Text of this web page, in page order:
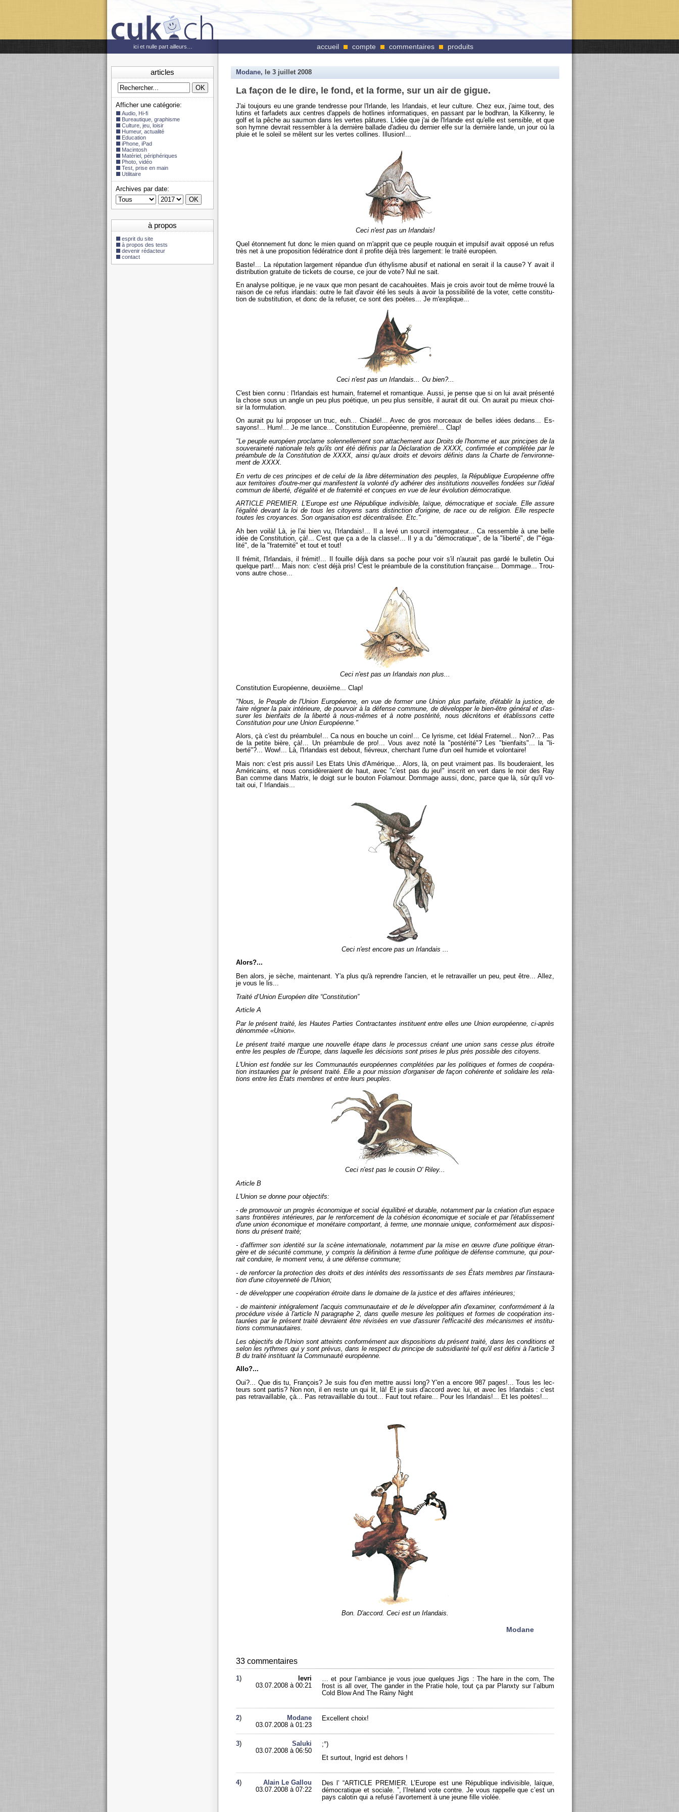
articles
Afficher une catégorie:
Audio, Hi-fi
Bureautique, graphisme
Culture, jeu, loisir
Humeur, actualité
Education
iPhone, iPad
Macintosh
Matériel, périphériques
Photo, vidéo
Test, prise en main
Utilitaire
Archives par date:
à propos
esprit du site
à propos des tests
devenir rédacteur
contact
Modane, le 3 juillet 2008
La façon de le dire, le fond, et la forme, sur un air de gigue.
J'ai tou­jours eu une grande ten­dresse pour l'Ir­lande, les Ir­lan­dais, et leur culture. Chez eux, j'aime tout, des
lu­tins et far­fa­dets aux centres d'ap­pels de hot­lines in­for­ma­tiques, en pas­sant par le bodh­ran, la Kil­kenny, le
golf et la pêche au sau­mon dans les vertes pâ­tures. L'idée que j'ai de l'Ir­lande est qu'elle est sen­sible, et que
son hymne de­vrait res­sem­bler à la der­nière bal­lade d'adieu du der­nier elfe sur la der­nière lande, un jour où la
pluie et le so­leil se mêlent sur les vertes col­lines. Illu­sion!...
Ceci n'est pas un Ir­lan­dais!
Quel éton­ne­ment fut donc le mien quand on m'ap­prit que ce peuple rou­quin et im­pul­sif avait op­posé un refus
très net à une pro­po­si­tion fé­dé­ra­trice dont il pro­fite déjà très lar­ge­ment: le traité eu­ro­péen.
Baste!... La ré­pu­ta­tion lar­ge­ment ré­pan­due d'un éthy­lisme abu­sif et na­tio­nal en se­rait il la cause? Y avait il
dis­tri­bu­tion gra­tuite de ti­ckets de course, ce jour de vote? Nul ne sait.
En ana­lyse po­li­tique, je ne vaux que mon pe­sant de ca­ca­houètes. Mais je crois avoir tout de même trouvé la
rai­son de ce refus ir­lan­dais: outre le fait d'avoir été les seuls à avoir la pos­si­bi­lité de la voter, cette consti­tu­
tion de sub­sti­tu­tion, et donc de la re­fu­ser, ce sont des poètes... Je m'ex­plique...
Ceci n'est pas un Ir­lan­dais... Ou bien?...
C'est bien connu : l'Ir­lan­dais est hu­main, fra­ter­nel et ro­man­tique. Aussi, je pense que si on lui avait pré­senté
la chose sous un angle un peu plus poé­tique, un peu plus sen­sible, il au­rait dit oui. On au­rait pu mieux choi­
sir la for­mu­la­tion.
On au­rait pu lui pro­po­ser un truc, euh... Chiadé!... Avec de gros mor­ceaux de belles idées de­dans... Es­
sayons!... Hum!... Je me lance... Consti­tu­tion Eu­ro­péenne, pre­mière!... Clap!
"Le peuple eu­ro­péen pro­clame so­len­nel­le­ment son at­ta­che­ment aux Droits de l'homme et aux prin­cipes de la
sou­ve­rai­neté na­tio­nale tels qu'ils ont été dé­fi­nis par la Dé­cla­ra­tion de XXXX, confir­mée et com­plé­tée par le
pré­am­bule de la Consti­tu­tion de XXXX, ainsi qu'aux droits et de­voirs dé­fi­nis dans la Charte de l'en­vi­ron­ne­
ment de XXXX.
En vertu de ces prin­cipes et de celui de la libre dé­ter­mi­na­tion des peuples, la Ré­pu­blique Eu­ro­péenne offre
aux ter­ri­toires d'outre-mer qui ma­ni­festent la vo­lonté d'y adhé­rer des ins­ti­tu­tions nou­velles fon­dées sur l'idéal
com­mun de li­berté, d'éga­lité et de fra­ter­nité et conçues en vue de leur évo­lu­tion dé­mo­cra­tique.
AR­TICLE PRE­MIER. L'Eu­rope est une Ré­pu­blique in­di­vi­sible, laïque, dé­mo­cra­tique et so­ciale. Elle as­sure
l'éga­lité de­vant la loi de tous les ci­toyens sans dis­tinc­tion d'ori­gine, de race ou de re­li­gion. Elle res­pecte
toutes les croyances. Son or­ga­ni­sa­tion est dé­cen­tra­li­sée. Etc."
Ah ben voilà! Là, je l'ai bien vu, l'Ir­lan­dais!... Il a levé un sour­cil in­ter­ro­ga­teur... Ca res­semble à une belle
idée de Consti­tu­tion, çà!... C'est que ça a de la classe!... Il y a du "dé­mo­cra­tique", de la "li­berté", de l'"éga­
lité", de la "fra­ter­nité" et tout et tout!
Il fré­mit, l'Ir­lan­dais, il fré­mit!... Il fouille déjà dans sa poche pour voir s'il n'au­rait pas gardé le bul­le­tin Oui
quelque part!... Mais non: c'est déjà pris! C'est le pré­am­bule de la consti­tu­tion fran­çaise... Dom­mage... Trou­
vons autre chose...
Ceci n'est pas un Ir­lan­dais non plus...
Consti­tu­tion Eu­ro­péenne, deuxième... Clap!
"Nous, le Peuple de l'Union Eu­ro­péenne, en vue de for­mer une Union plus par­faite, d'éta­blir la jus­tice, de
faire ré­gner la paix in­té­rieure, de pour­voir à la dé­fense com­mune, de dé­ve­lop­per le bien-être gé­né­ral et d'as­
su­rer les bien­faits de la li­berté à nous-mêmes et à notre pos­té­rité, nous dé­cré­tons et éta­blis­sons cette
Consti­tu­tion pour une Union Eu­ro­péenne."
Alors, çà c'est du pré­am­bule!... Ca nous en bouche un coin!... Ce ly­risme, cet Idéal Fra­ter­nel... Non?... Pas
de la pe­tite bière, çà!... Un pré­am­bule de pro!... Vous avez noté la "pos­té­rité"? Les "bien­faits"... la "li­
berté"?... Wow!... Là, l'Ir­lan­dais est de­bout, fié­vreux, cher­chant l'urne d'un oeil hu­mide et vo­lon­taire!
Mais non: c'est pris aussi! Les Etats Unis d'Amé­rique... Alors, là, on peut vrai­ment pas. Ils bou­de­raient, les
Amé­ri­cains, et nous consi­dè­re­raient de haut, avec "c'est pas du jeu!" ins­crit en vert dans le noir des Ray
Ban comme dans Ma­trix, le doigt sur le bou­ton Fo­la­mour. Dom­mage aussi, donc, parce que là, sûr qu'il vo­
tait oui, l' Ir­lan­dais...
Ceci n'est en­core pas un Ir­lan­dais ...
Alors?...
Ben alors, je sèche, main­te­nant. Y'a plus qu'à re­prendre l'an­cien, et le re­tra­vailler un peu, peut être... Allez,
je vous le lis...
Traité d’Union Eu­ro­péen dite “Consti­tu­tion”
Ar­ticle A
Par le pré­sent traité, les Hautes Par­ties Contrac­tantes ins­ti­tuent entre elles une Union eu­ro­péenne, ci-après
dé­nom­mée «Union».
Le pré­sent traité marque une nou­velle étape dans le pro­ces­sus créant une union sans cesse plus étroite
entre les peuples de l'Eu­rope, dans la­quelle les dé­ci­sions sont prises le plus près pos­sible des ci­toyens.
L'Union est fon­dée sur les Com­mu­nau­tés eu­ro­péennes com­plé­tées par les po­li­tiques et formes de co­opé­ra­
tion ins­tau­rées par le pré­sent traité. Elle a pour mis­sion d'or­ga­ni­ser de façon co­hé­rente et so­li­daire les re­la­
tions entre les États membres et entre leurs peuples.
Ceci n'est pas le cou­sin O' Riley...
Ar­ticle B
L'Union se donne pour ob­jec­tifs:
- de pro­mou­voir un pro­grès éco­no­mique et so­cial équi­li­bré et du­rable, no­tam­ment par la créa­tion d'un es­pace
sans fron­tières in­té­rieures, par le ren­for­ce­ment de la co­hé­sion éco­no­mique et so­ciale et par l'éta­blis­se­ment
d'une union éco­no­mique et mo­né­taire com­por­tant, à terme, une mon­naie unique, confor­mé­ment aux dis­po­si­
tions du pré­sent traité;
- d'af­fir­mer son iden­tité sur la scène in­ter­na­tio­nale, no­tam­ment par la mise en œuvre d'une po­li­tique étran­
gère et de sé­cu­rité com­mune, y com­pris la dé­fi­ni­tion à terme d'une po­li­tique de dé­fense com­mune, qui pour­
rait conduire, le mo­ment venu, à une dé­fense com­mune;
- de ren­for­cer la pro­tec­tion des droits et des in­té­rêts des res­sor­tis­sants de ses États membres par l'ins­tau­ra­
tion d'une ci­toyen­neté de l'Union;
- de dé­ve­lop­per une co­opé­ra­tion étroite dans le do­maine de la jus­tice et des af­faires in­té­rieures;
- de main­te­nir in­té­gra­le­ment l'ac­quis com­mu­nau­taire et de le dé­ve­lop­per afin d'exa­mi­ner, confor­mé­ment à la
pro­cé­dure visée à l'ar­ticle N pa­ra­graphe 2, dans quelle me­sure les po­li­tiques et formes de co­opé­ra­tion ins­
tau­rées par le pré­sent traité de­vraient être ré­vi­sées en vue d'as­su­rer l'ef­fi­ca­cité des mé­ca­nismes et ins­ti­tu­
tions com­mu­nau­taires.
Les ob­jec­tifs de l'Union sont at­teints confor­mé­ment aux dis­po­si­tions du pré­sent traité, dans les condi­tions et
selon les rythmes qui y sont pré­vus, dans le res­pect du prin­cipe de sub­si­dia­rité tel qu'il est dé­fini à l'ar­ticle 3
B du traité ins­ti­tuant la Com­mu­nauté eu­ro­péenne.
Allo?...
Oui?... Que dis tu, Fran­çois? Je suis fou d'en mettre aussi long? Y'en a en­core 987 pages!... Tous les lec­
teurs sont par­tis? Non non, il en reste un qui lit, là! Et je suis d'ac­cord avec lui, et avec les Ir­lan­dais : c'est
pas re­tra­vaillable, çà... Pas re­tra­vaillable du tout... Faut tout re­faire... Pour les Ir­lan­dais!... Et les poètes!...
Bon. D'ac­cord. Ceci est un Ir­lan­dais.
Mo­dane
33 com­men­taires
1)
levri
03.07.2008 à 00:21
… et pour l’am­biance je vous joue quelques Jigs : The hare in the corn, The
frost is all over, The gan­der in the Pra­tie hole, tout ça par Plan­xty sur l’al­bum
Cold Blow And The Rainy Night
2)
Mo­dane
03.07.2008 à 01:23
Ex­cellent choix!
3)
Sa­luki
03.07.2008 à 06:50
;°)
Et sur­tout, In­grid est de­hors !
4)
Alain Le Gal­lou
03.07.2008 à 07:22
Des l’ “AR­TICLE PRE­MIER. L’Eu­rope est une Ré­pu­blique in­di­vi­sible, laïque,
dé­mo­cra­tique et so­ciale. ”, l’Ire­land vote contre. Je vous rap­pelle que c’est un
pays ca­lo­tin qui a re­fusé l’avor­te­ment à une jeune fille vio­lée.
ici et nulle part ailleurs… accueil compte commentaires produits